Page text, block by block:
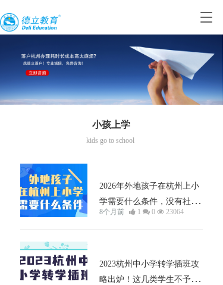
T
g
l
n
a
小孩上学
kids go to school
2026年外地孩子在杭州上小
学需要什么条件，没有社保
也能上！
8个月前 1 0 23064
2023杭州中小学转学插班攻
略出炉！这几类学生不予转